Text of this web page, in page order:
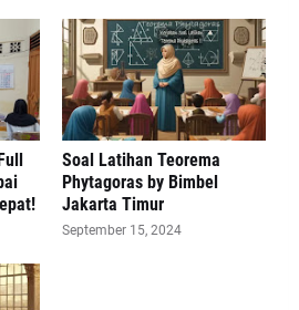
Soal Latihan Teorema
Phytagoras by Bimbel
Jakarta Timur
September 15, 2024